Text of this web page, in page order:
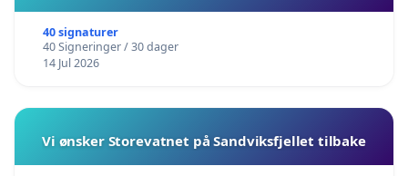
40 signaturer
40 Signeringer / 30 dager
14 Jul 2026
Vi ønsker Storevatnet på Sandviksfjellet tilbake